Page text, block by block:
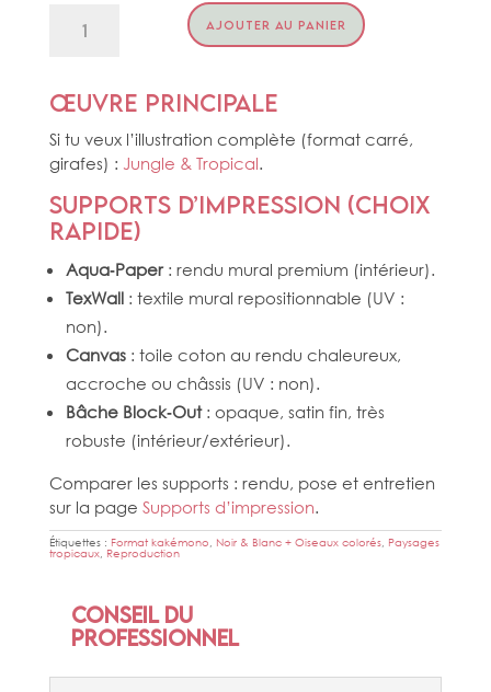
AJOUTER AU PANIER
Œuvre principale
Si tu veux l’illustration complète (format carré,
girafes) : Jungle & Tropical.
Supports d’impression (choix
rapide)
Aqua‑Paper: rendu mural premium (intérieur).
TexWall: textile mural repositionnable (UV :
non).
Canvas: toile coton au rendu chaleureux,
accroche ou châssis (UV : non).
Bâche Block‑Out: opaque, satin fin, très
robuste (intérieur/extérieur).
Comparer les supports : rendu, pose et entretien
sur la page Supports d’impression.
Étiquettes : Format kakémono, Noir & Blanc + Oiseaux colorés, Paysages
tropicaux, Reproduction
Conseil du
professionnel